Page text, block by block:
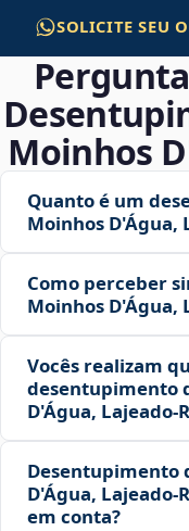
SOLICITE SEU
Moinhos
Quanto é um
Moinhos D'Água,
Como perceber
Moinhos D'Água,
Vocês realizam
desentupimento
D'Água,
Desentupimento
D'Água,
em conta?